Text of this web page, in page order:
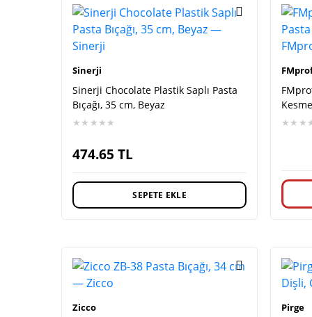
Sinerji
Sinerji Chocolate Plastik Saplı Pasta
Bıçağı, 35 cm, Beyaz
★★★★★
474.65 TL
SEPETE EKLE
Zicco Pirge